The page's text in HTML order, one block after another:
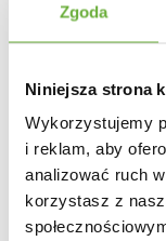
Zgoda
Niniejsza strona
Wykorzystujemy
i reklam, aby
analizować ruch
korzystasz z